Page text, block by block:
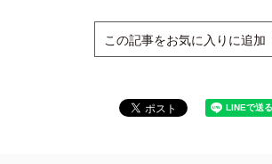
この記事をお気に入りに追加